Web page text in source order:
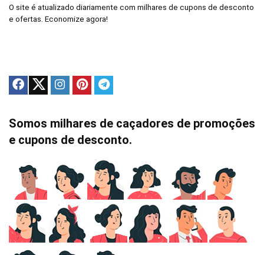
O site é atualizado diariamente com milhares de cupons de desconto
e ofertas. Economize agora!
Somos milhares de caçadores de promoções
e cupons de desconto.